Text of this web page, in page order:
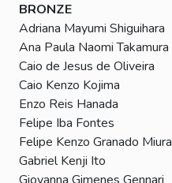
BRONZE
Adriana Mayumi Shiguihara
Ana Paula Naomi Takamura
Caio de Jesus de Oliveira
Caio Kenzo Kojima
Enzo Reis Hanada
Felipe Iba Fontes
Felipe Kenzo Granado Miura
Gabriel Kenji Ito